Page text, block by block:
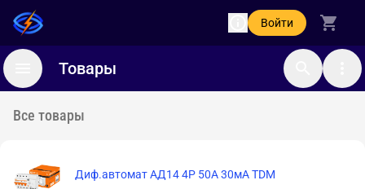
Войти
Товары
Все товары
Диф.автомат АД14 4Р 50А 30мА TDM